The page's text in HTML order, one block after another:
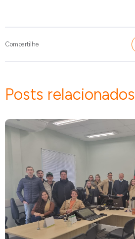
Compartilhe
Posts relacionados